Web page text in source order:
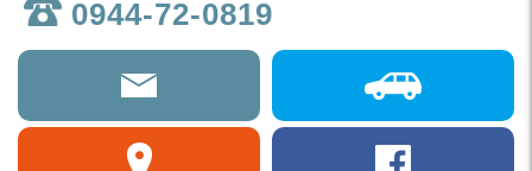
0944-72-0819